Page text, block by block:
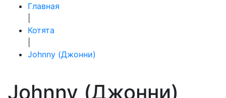
Главная
Котята
Johnny (Джонни)
Johnny (Джонни)